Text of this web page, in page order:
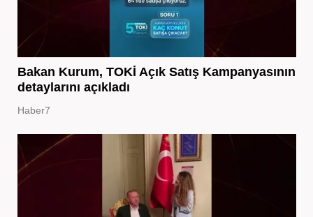
Bakan Kurum, TOKİ Açık Satış Kampanyasının
detaylarını açıkladı
Haber7